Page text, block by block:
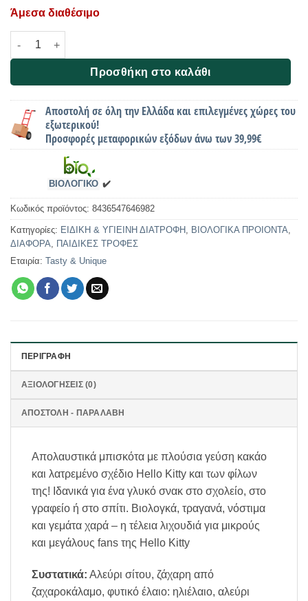
Άμεσα διαθέσιμο
Μπισκότα με κακάο, Hello Kitty, Bio, Tasty & Unique, 100γρ
Προσθήκη στο καλάθι
Αποστολή σε όλη την Ελλάδα και επιλεγμένες χώρες του
εξωτερικού!
Προσφορές μεταφορικών εξόδων άνω των 39,99€
ΒΙΟΛΟΓΙΚΟ ✔️
Κωδικός προϊόντος: 8436547646982
Κατηγορίες: ΕΙΔΙΚΗ & ΥΓΙΕΙΝΗ ΔΙΑΤΡΟΦΗ , ΒΙΟΛΟΓΙΚΑ ΠΡΟΙΟΝΤΑ,
ΔΙΑΦΟΡΑ, ΠΑΙΔΙΚΕΣ ΤΡΟΦΕΣ
Εταιρία: Tasty & Unique
ΠΕΡΙΓΡΑΦΉ
ΑΞΙΟΛΟΓΉΣΕΙΣ (0)
ΑΠΟΣΤΟΛΗ - ΠΑΡΑΛΑΒΗ
Απολαυστικά μπισκότα με πλούσια γεύση κακάο
και λατρεμένο σχέδιο Hello Kitty και των φίλων
της! Ιδανικά για ένα γλυκό σνακ στο σχολείο, στο
γραφείο ή στο σπίτι. Βιολογκά, τραγανά, νόστιμα
και γεμάτα χαρά – η τέλεια λιχουδιά για μικρούς
και μεγάλους fans της Hello Kitty
Συστατικά: Αλεύρι σίτου, ζάχαρη από
ζαχαροκάλαμο, φυτικό έλαιο: ηλιέλαιο, αλεύρι